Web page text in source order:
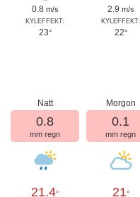
0.8 m/s
KYLEFFEKT:
23°
2.9 m/s
KYLEFFEKT:
22°
Natt
0.8
mm regn
21.4°
Morgon
0.1
mm regn
21°